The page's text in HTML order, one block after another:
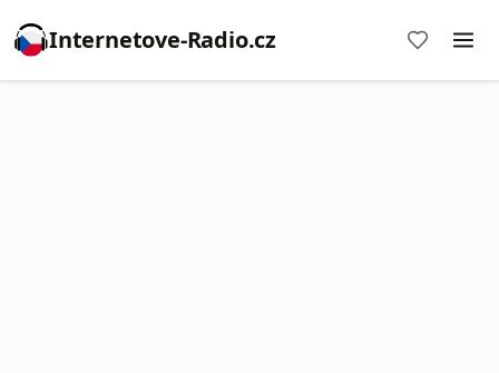
Internetove-Radio.cz